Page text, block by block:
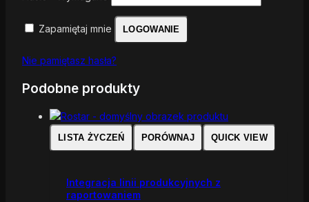
Zapamiętaj mnie LOGOWANIE
Nie pamiętasz hasła?
Podobne produkty
LISTA ŻYCZEŃ PORÓWNAJ QUICK VIEW
Integracja linii produkcyjnych z
raportowaniem